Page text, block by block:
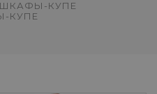
ШКАФЫ-КУПЕ
КУПЕ